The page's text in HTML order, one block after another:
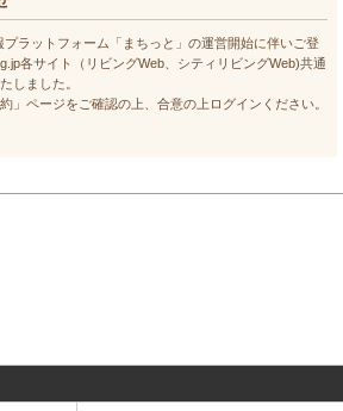
ラットフォーム「まちっと」の運営開始に伴いご登
各サイト（リビングWeb、シティリビングWeb)共通
しました。
」ページをご確認の上、合意の上ログインください。